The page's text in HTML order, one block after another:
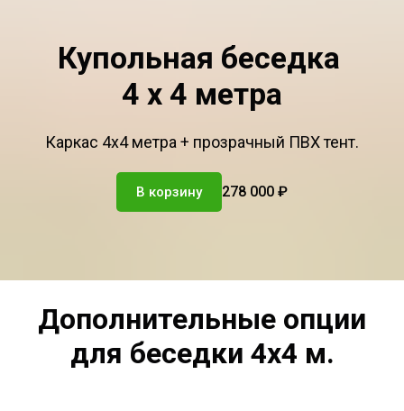
Купольная беседка
4 х 4 метра
Каркас 4х4 метра + прозрачный ПВХ тент.
В корзину 278 000 ₽
Дополнительные опции
для беседки 4х4 м.